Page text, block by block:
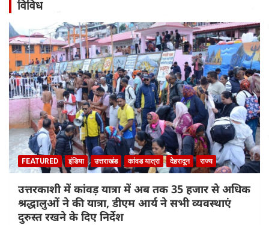
विविध
FEATURED इंडिया उत्तराखंड कांवड यात्रा देहरादून राज्य
उत्तरकाशी में कांवड़ यात्रा में अब तक 35 हजार से अधिक
श्रद्धालुओं ने की यात्रा, डीएम आर्य ने सभी व्यवस्थाएं
दुरुस्त रखने के दिए निर्देश